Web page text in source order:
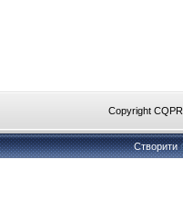
Copyright
Створити